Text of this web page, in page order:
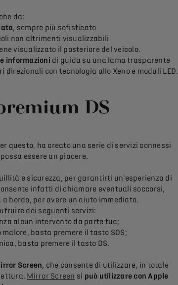
da:
, sempre più sofisticato
non altrimenti visualizzabili
visualizzato il posteriore del veicolo.
informazioni di guida su una lama trasparente
direzionali con tecnologia allo Xeno e moduli LED.
DS
questo, ha creato una serie di servizi connessi
essere un piacere.
e sicurezza, per garantirti un’esperienza di
infatti di chiamare eventuali soccorsi,
bordo, per avere un aiuto immediato.
dei seguenti servizi:
alcun intervento da parte tua;
basta premere il tasto SOS;
basta premere il tasto DS.
Screen, che consente di utilizzare, in totale
Mirror Screen si può utilizzare con Apple